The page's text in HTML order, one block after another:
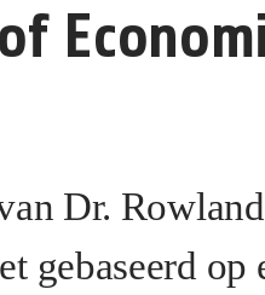
Dr.
gebaseerd op